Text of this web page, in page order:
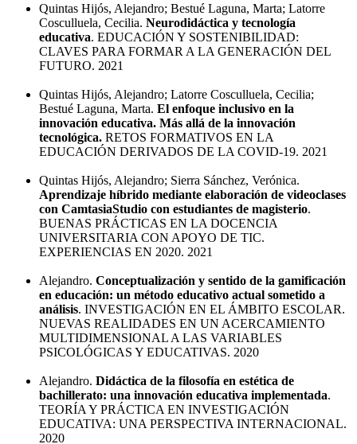
Quintas Hijós, Alejandro; Bestué Laguna, Marta; Latorre
Cosculluela, Cecilia. Neurodidáctica y tecnología
educativa. EDUCACIÓN Y SOSTENIBILIDAD:
CLAVES PARA FORMAR A LA GENERACIÓN DEL
FUTURO. 2021
Quintas Hijós, Alejandro; Latorre Cosculluela, Cecilia;
Bestué Laguna, Marta. El enfoque inclusivo en la
innovación educativa. Más allá de la innovación
tecnológica. RETOS FORMATIVOS EN LA
EDUCACIÓN DERIVADOS DE LA COVID-19. 2021
Quintas Hijós, Alejandro; Sierra Sánchez, Verónica.
Aprendizaje híbrido mediante elaboración de videoclases
con CamtasiaStudio con estudiantes de magisterio.
BUENAS PRÁCTICAS EN LA DOCENCIA
UNIVERSITARIA CON APOYO DE TIC.
EXPERIENCIAS EN 2020. 2021
Alejandro. Conceptualización y sentido de la gamificación
en educación: un método educativo actual sometido a
análisis. INVESTIGACIÓN EN EL ÁMBITO ESCOLAR.
NUEVAS REALIDADES EN UN ACERCAMIENTO
MULTIDIMENSIONAL A LAS VARIABLES
PSICOLÓGICAS Y EDUCATIVAS. 2020
Alejandro. Didáctica de la filosofía en estética de
bachillerato: una innovación educativa implementada.
TEORÍA Y PRÁCTICA EN INVESTIGACIÓN
EDUCATIVA: UNA PERSPECTIVA INTERNACIONAL.
2020